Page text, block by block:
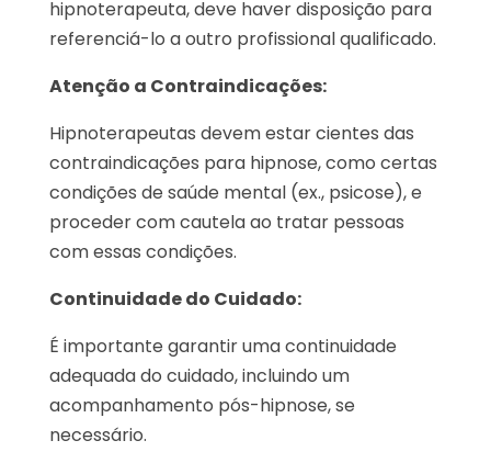
hipnoterapeuta, deve haver disposição para
referenciá-lo a outro profissional qualificado.
Atenção a Contraindicações:
Hipnoterapeutas devem estar cientes das
contraindicações para hipnose, como certas
condições de saúde mental (ex., psicose), e
proceder com cautela ao tratar pessoas
com essas condições.
Continuidade do Cuidado:
É importante garantir uma continuidade
adequada do cuidado, incluindo um
acompanhamento pós-hipnose, se
necessário.